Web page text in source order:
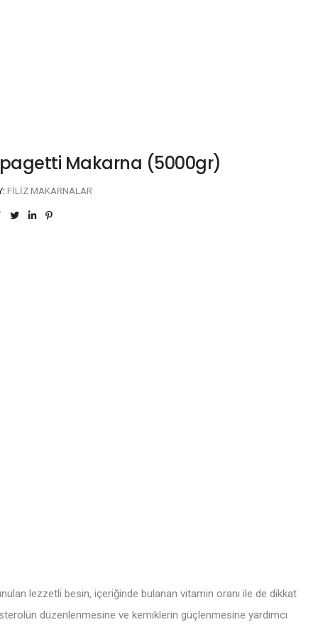
Makarna (5000gr)
FILIZ MAKARNALAR
lezzetli besin, içeriğinde bulanan vitamin oranı ile de dikkat
düzenlenmesine ve kemiklerin güçlenmesine yardımcı